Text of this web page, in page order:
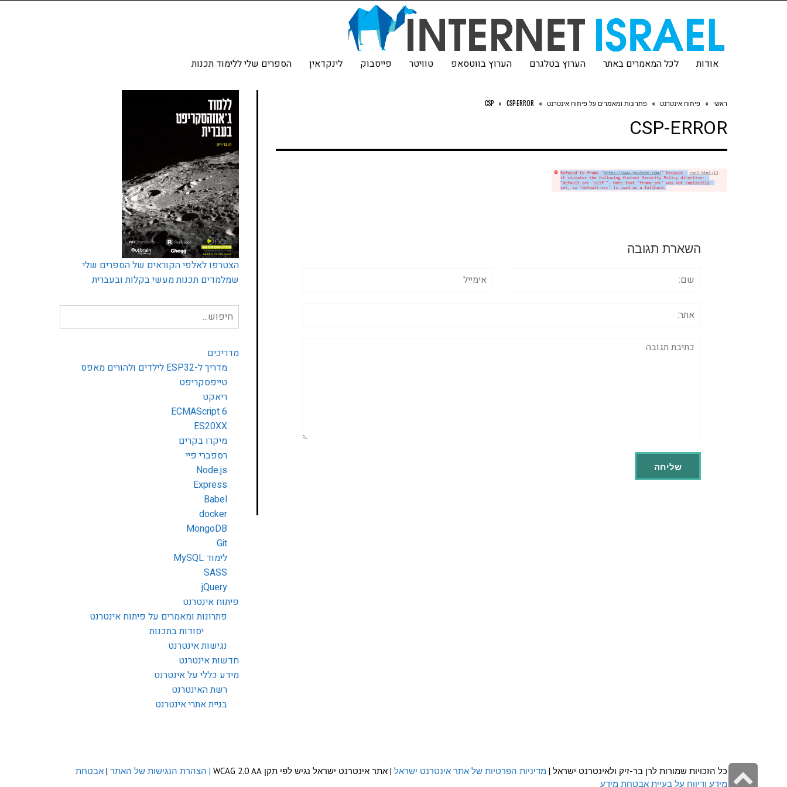
אודות לכל המאמרים באתר הערוץ בטלגרם הערוץ בווטסאפ טוויטר פייסבוק לינקדאין הספרים שלי ללימוד תכנות
ראשי » פיתוח אינטרנט » פתרונות ומאמרים על פיתוח אינטרנט »
CSP » CSP-ERROR
CSP-ERROR
השארת תגובה
תגובה
הצטרפו לאלפי הקוראים של הספרים שלי
שמלמדים תכנות מעשי בקלות ובעברית
חיפוש
עבור:
מדריכים
מדריך ל-ESP32 לילדים ולהורים מאפס
טייפסקריפט
ריאקט
ECMAScript 6
ES20XX
מיקרו בקרים
רספברי פיי
Node.js
Express
Babel
docker
MongoDB
Git
לימוד MySQL
SASS
jQuery
פיתוח אינטרנט
פתרונות ומאמרים על פיתוח אינטרנט
יסודות בתכנות
נגישות אינטרנט
חדשות אינטרנט
מידע כללי על אינטרנט
רשת האינטרנט
בניית אתרי אינטרנט
כל הזכויות שמורות לרן בר-זיק ולאינטרנט ישראל | מדיניות הפרטיות של אתר אינטרנט ישראל | אתר אינטרנט ישראל נגיש לפי תקן WCAG 2.0 AA | הצהרת הנגישות של האתר | אבטחת
מידע ודיווח על בעיית אבטחת מידע
גלילה